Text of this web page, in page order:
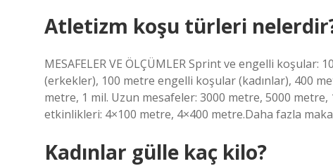
Atletizm koşu türleri
MESAFELER VE ÖLÇÜMLER Sprint ve engelli
(erkekler), 100 metre engelli koşular (kadınlar), 400
metre, 1 mil. Uzun mesafeler: 3000 metre, 5000 metre,
etkinlikleri: 4×100 metre, 4×400 metre.Daha fazla
Kadınlar gülle kaç kilo?